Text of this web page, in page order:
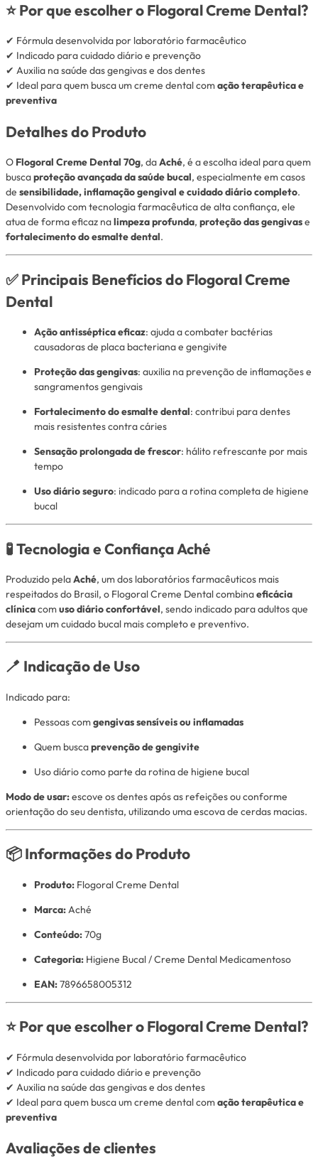
⭐ Por que escolher o Flogoral Creme Dental?
✔ Fórmula desenvolvida por laboratório farmacêutico
✔ Indicado para cuidado diário e prevenção
✔ Auxilia na saúde das gengivas e dos dentes
✔ Ideal para quem busca um creme dental comação terapêutica e
preventiva
Detalhes do Produto
O Flogoral Creme Dental 70g, daAché, é a escolha ideal para quem
buscaproteção avançada da saúde bucal, especialmente em casos
de sensibilidade, inflamação gengival e cuidado diário completo.
Desenvolvido com tecnologia farmacêutica de alta confiança, ele
atua de forma eficaz nalimpeza profunda, proteção das gengivase
fortalecimento do esmalte dental.
✅ Principais Benefícios do Flogoral Creme
Dental
Ação antisséptica eficaz: ajuda a combater bactérias
causadoras de placa bacteriana e gengivite
Proteção das gengivas: auxilia na prevenção de inflamações e
sangramentos gengivais
Fortalecimento do esmalte dental: contribui para dentes
mais resistentes contra cáries
Sensação prolongada de frescor: hálito refrescante por mais
tempo
Uso diário seguro: indicado para a rotina completa de higiene
bucal
🧪 Tecnologia e Confiança Aché
Produzido pelaAché, um dos laboratórios farmacêuticos mais
respeitados do Brasil, o Flogoral Creme Dental combinaeficácia
clínicacomuso diário confortável, sendo indicado para adultos que
desejam um cuidado bucal mais completo e preventivo.
🪥 Indicação de Uso
Indicado para:
Pessoas comgengivas sensíveis ou inflamadas
Quem buscaprevenção de gengivite
Uso diário como parte da rotina de higiene bucal
Modo de usar:escove os dentes após as refeições ou conforme
orientação do seu dentista, utilizando uma escova de cerdas macias.
📦 Informações do Produto
Produto: Flogoral Creme Dental
Marca:Aché
Conteúdo:70g
Categoria: Higiene Bucal / Creme Dental Medicamentoso
EAN:7896658005312
⭐ Por que escolher o Flogoral Creme Dental?
✔ Fórmula desenvolvida por laboratório farmacêutico
✔ Indicado para cuidado diário e prevenção
✔ Auxilia na saúde das gengivas e dos dentes
✔ Ideal para quem busca um creme dental comação terapêutica e
preventiva
Avaliações de clientes